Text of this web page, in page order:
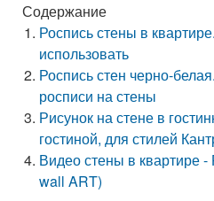
Содержание
Роспись стены в
использовать
Роспись стен черно-
росписи на стены
Рисунок на стене в
гостиной, для стилей
Видео стены в
wall ART)